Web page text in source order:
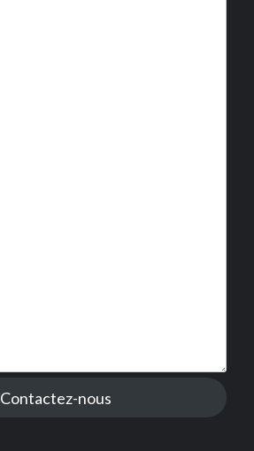
Contactez-nous